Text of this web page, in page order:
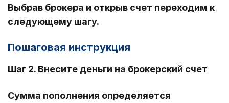
Выбрав брокера и открыв счет переходим к
следующему шагу.
Пошаговая инструкция
Шаг 2. Внесите деньги на брокерский счет
Сумма пополнения определяется